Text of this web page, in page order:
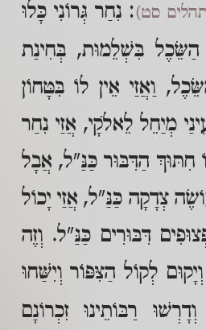
סט): נִחַר גְּרוֹנִי כָּלוּ
הַשֵּׂכֶל בִּשְׁלֵמוּת, בְּחִינַת
וַאֲזַי אֵין לוֹ בִּטָּחוֹן
מְיַחֵל לֵאלֹקָי, אֲזַי נִחַר
חִתּוּךְ הַדִּבּוּר כַּנַּ"ל, אֲבָל
צְדָקָה כַּנַּ"ל, אֲזַי יָכוֹל
דִּבּוּרִים כַּנַּ"ל. וְזֶה
לְקוֹל הַצִּפּוֹר וְיִשַּׁחוּ
רַבּוֹתֵינוּ זִכְרוֹנָם